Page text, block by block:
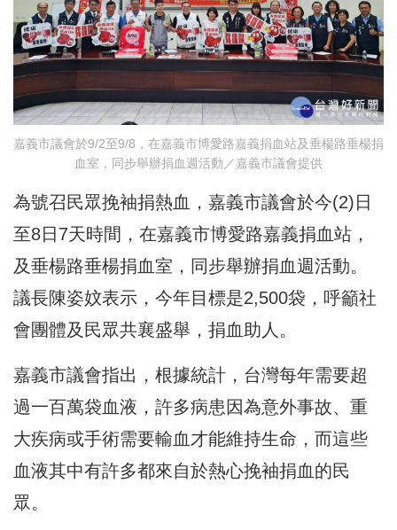
嘉義市議會於9/2至9/8，在嘉義市博愛路嘉義捐血站及垂楊路垂楊捐
血室，同步舉辦捐血週活動／嘉義市議會提供
為號召民眾挽袖捐熱血，嘉義市議會於今(2)日
至8日7天時間，在嘉義市博愛路嘉義捐血站，
及垂楊路垂楊捐血室，同步舉辦捐血週活動。
議長陳姿妏表示，今年目標是2,500袋，呼籲社
會團體及民眾共襄盛舉，捐血助人。
嘉義市議會指出，根據統計，台灣每年需要超
過一百萬袋血液，許多病患因為意外事故、重
大疾病或手術需要輸血才能維持生命，而這些
血液其中有許多都來自於熱心挽袖捐血的民
眾。